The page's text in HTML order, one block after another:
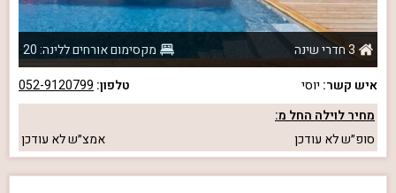
3 חדרי שינה
מקסימום אורחים ללינה: 20
איש קשר: יוסי טלפון: 052-9120799
מחיר לוילה החל מ:
סופ״שלא עודכן אמצ״שלא עודכן